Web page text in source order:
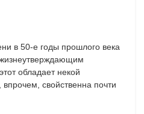
в 50-е годы прошлого века
обладает некой
свойственна почти